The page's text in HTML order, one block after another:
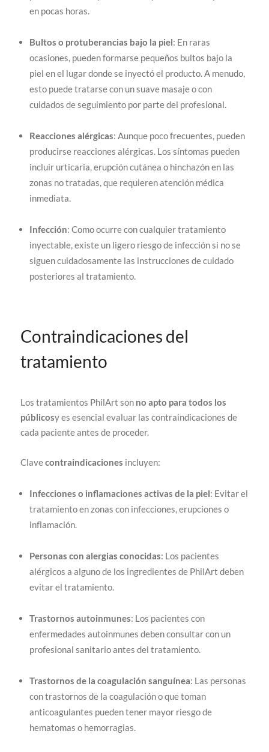
en pocas horas.
Bultos o protuberancias bajo la piel: En raras
ocasiones, pueden formarse pequeños bultos bajo la
piel en el lugar donde se inyectó el producto. A menudo,
esto puede tratarse con un suave masaje o con
cuidados de seguimiento por parte del profesional.
Reacciones alérgicas: Aunque poco frecuentes, pueden
producirse reacciones alérgicas. Los síntomas pueden
incluir urticaria, erupción cutánea o hinchazón en las
zonas no tratadas, que requieren atención médica
inmediata.
Infección: Como ocurre con cualquier tratamiento
inyectable, existe un ligero riesgo de infección si no se
siguen cuidadosamente las instrucciones de cuidado
posteriores al tratamiento.
Contraindicaciones del
tratamiento
Los tratamientos PhilArt son no apto para todos los
públicosy es esencial evaluar las contraindicaciones de
cada paciente antes de proceder.
Clavecontraindicaciones incluyen:
Infecciones o inflamaciones activas de la piel: Evitar el
tratamiento en zonas con infecciones, erupciones o
inflamación.
Personas con alergias conocidas: Los pacientes
alérgicos a alguno de los ingredientes de PhilArt deben
evitar el tratamiento.
Trastornos autoinmunes: Los pacientes con
enfermedades autoinmunes deben consultar con un
profesional sanitario antes del tratamiento.
Trastornos de la coagulación sanguínea: Las personas
con trastornos de la coagulación o que toman
anticoagulantes pueden tener mayor riesgo de
hematomas o hemorragias.